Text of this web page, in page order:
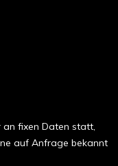
an fixen Daten statt,
auf Anfrage bekannt